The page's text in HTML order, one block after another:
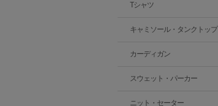
Tシャツ
キャミソール・タンクトップ
カーディガン
スウェット・パーカー
ニット・セーター